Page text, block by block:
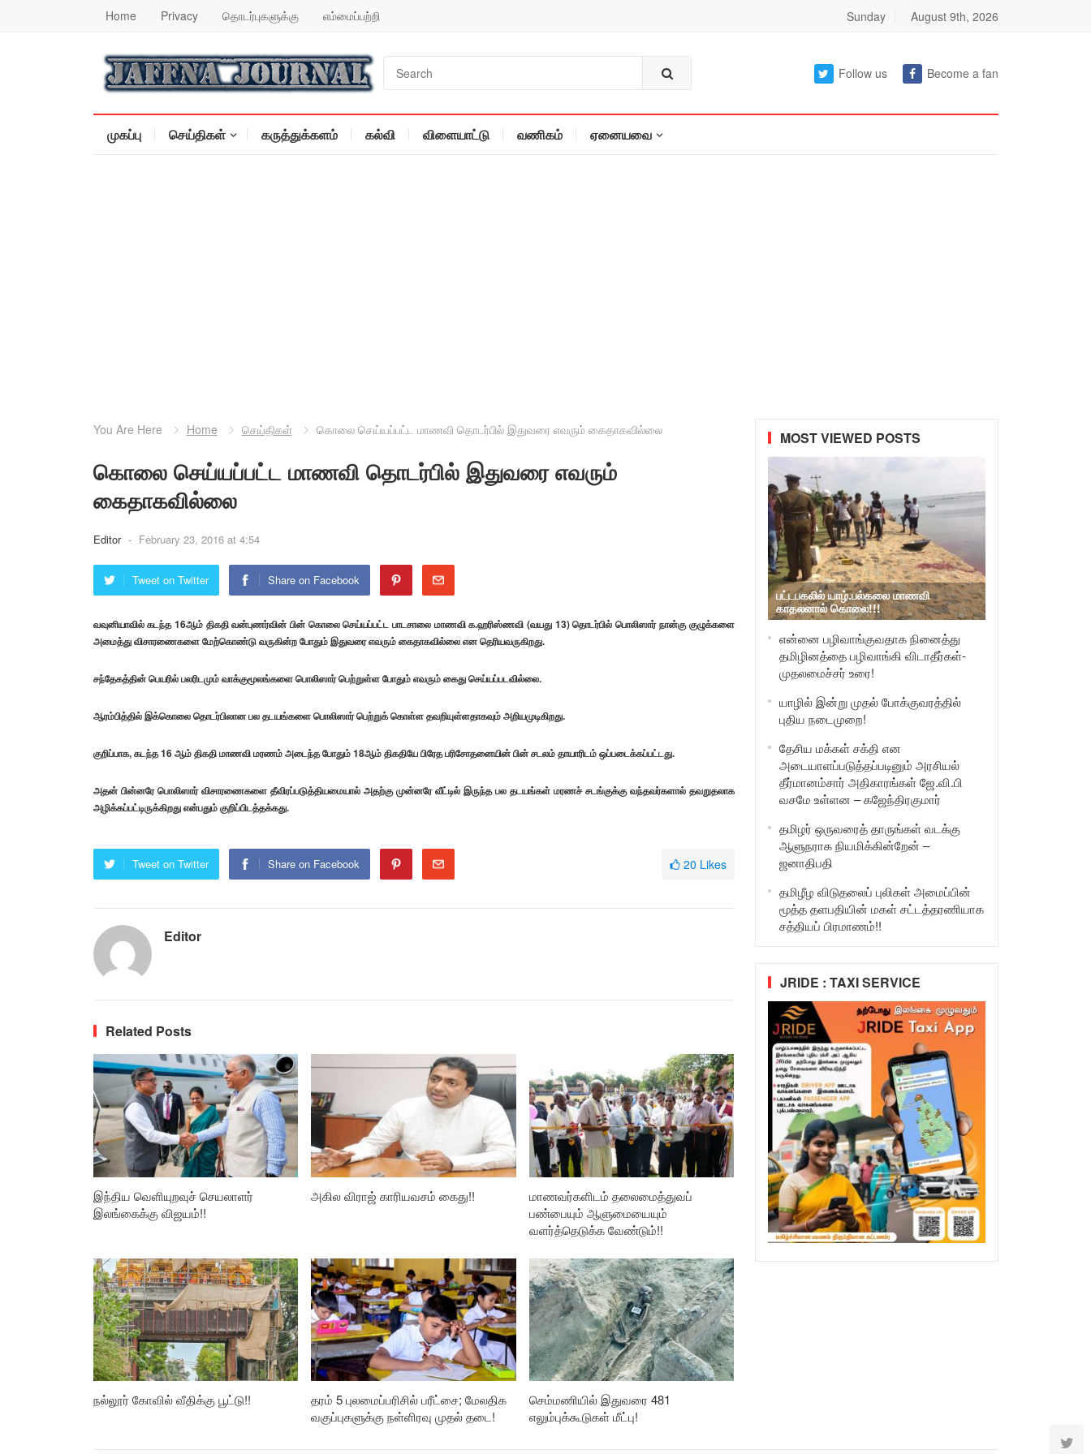
Home Privacy தொடர்புகளுக்கு எம்மைப்பற்றி Sunday August 9th, 2026
Follow us Become a fan
முகப்பு செய்திகள் கருத்துக்களம் கல்வி விளையாட்டு வணிகம் ஏனையவை
You Are Here Home செய்திகள் கொலை செய்யப்பட்ட மாணவி தொடர்பில் இதுவரை எவரும் கைதாகவில்லை
கொலை செய்யப்பட்ட மாணவி தொடர்பில் இதுவரை எவரும்
கைதாகவில்லை
Editor - February 23, 2016 at 4:54
Tweet on Twitter Share on Facebook
வவுனியாவில் கடந்த 16ஆம் திகதி வன்புணர்வின் பின் கொலை செய்யப்பட்ட பாடசாலை மாணவி க.ஹரிஸ்ணவி (வயது 13) தொடர்பில் பொலிஸார் நான்கு குழுக்களை
அமைத்து விசாரணைகளை மேற்கொண்டு வருகின்ற போதும் இதுவரை எவரும் கைதாகவில்லை என தெரியவருகிறது.
சந்தேகத்தின் பெயரில் பலரிடமும் வாக்குமூலங்களை பொலிஸார் பெற்றுள்ள போதும் எவரும் கைது செய்யப்படவில்லை.
ஆரம்பித்தில் இக்கொலை தொடர்பிலான பல தடயங்களை பொலிஸார் பெற்றுக் கொள்ள தவறியுள்ளதாகவும் அறியமுடிகிறது.
குறிப்பாக, கடந்த 16 ஆம் திகதி மாணவி மரணம் அடைந்த போதும் 18ஆம் திகதியே பிரேத பரிசோதனையின் பின் சடலம் தாயாரிடம் ஒப்படைக்கப்பட்டது.
அதன் பின்னரே பொலிஸார் விசாரணைகளை தீவிரப்படுத்தியமையால் அதற்கு முன்னரே வீட்டில் இருந்த பல தடயங்கள் மரணச் சடங்குக்கு வந்தவர்களால் தவறுதலாக
அழிக்கப்பட்டிருக்கிறது என்பதும் குறிப்பிடத்தக்கது.
Tweet on Twitter Share on Facebook 20 Likes
Editor
Related Posts
இந்திய வெளியுறவுச் செயலாளர்
இலங்கைக்கு விஜயம்!!
அகில விராஜ் காரியவசம் கைது!!
மாணவர்களிடம் தலைமைத்துவப்
பண்பையும் ஆளுமையையும்
வளர்த்தெடுக்க வேண்டும்!!
நல்லூர் கோவில் வீதிக்கு பூட்டு!!
தரம் 5 புலமைப்பரிசில் பரீட்சை; மேலதிக
வகுப்புகளுக்கு நள்ளிரவு முதல் தடை!
செம்மணியில் இதுவரை 481
எலும்புக்கூடுகள் மீட்பு!
MOST VIEWED POSTS
பட்டபகலில் யாழ்.பல்கலை மாணவி
காதலனால் கொலை!!!
என்னை பழிவாங்குவதாக நினைத்து
தமிழினத்தை பழிவாங்கி விடாதீர்கள்-
முதலமைச்சர் உரை!
யாழில் இன்று முதல் போக்குவரத்தில்
புதிய நடைமுறை!
தேசிய மக்கள் சக்தி என
அடையாளப்படுத்தப்படினும் அரசியல்
தீர்மானம்சார் அதிகாரங்கள் ஜே.வி.பி
வசமே உள்ளன – கஜேந்திரகுமார்
தமிழர் ஒருவரைத் தாருங்கள் வடக்கு
ஆளுநராக நியமிக்கின்றேன் –
ஜனாதிபதி
தமிழீழ விடுதலைப் புலிகள் அமைப்பின்
மூத்த தளபதியின் மகள் சட்டத்தரணியாக
சத்தியப் பிரமாணம்!!
JRIDE : TAXI SERVICE